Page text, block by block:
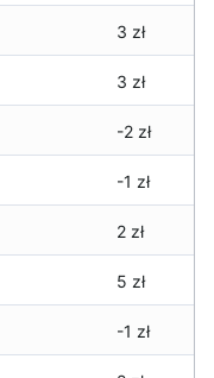
3 zł
3 zł
-2 zł
-1 zł
2 zł
5 zł
-1 zł